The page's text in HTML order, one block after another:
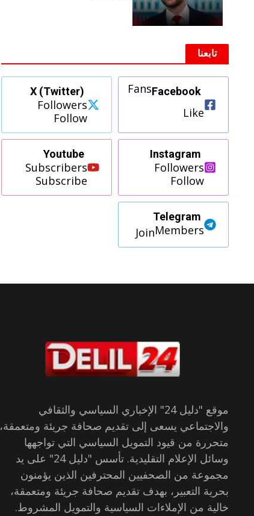
تابعنا
Facebook
Fans
Like
X (Twitter)
Followers
Follow
Instagram
Followers
Follow
Youtube
Subscribers
Subscribe
Telegram
Members
Join
موقع "دليل 24" الإخباري السياسي والثقافي
والاجتماعي يسعى إلى تقديم صحافة جريئة ومتعمقة،
متحررة من قيود التمويل السياسي التي تواجهها
وسائل الإعلام التقليدية. تأسس "دليل 24" على يد
مجموعة من الصحفيين المحترفين الذين يؤمنون
بحرية التعبير، بهدف تقديم صحافة جريئة ومتعمقة،
خالية من الإملاءات السياسية والتمويل المشروط.